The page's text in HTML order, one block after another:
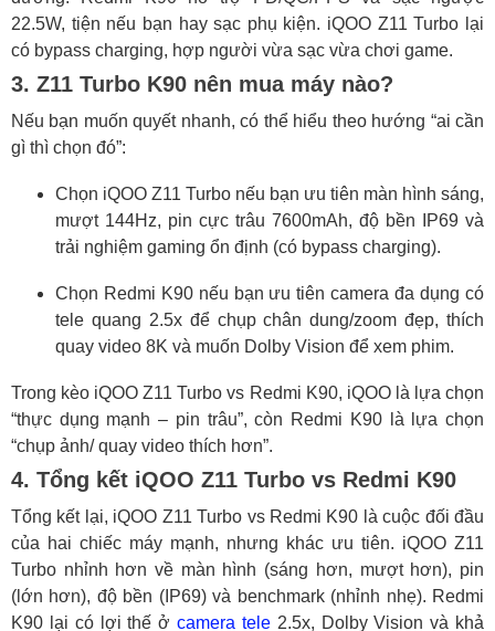
22.5W, tiện nếu bạn hay sạc phụ kiện. iQOO Z11 Turbo lại
có bypass charging, hợp người vừa sạc vừa chơi game.
3. Z11 Turbo K90 nên mua máy nào?
Nếu bạn muốn quyết nhanh, có thể hiểu theo hướng “ai cần
gì thì chọn đó”:
Chọn iQOO Z11 Turbo nếu bạn ưu tiên màn hình sáng,
mượt 144Hz, pin cực trâu 7600mAh, độ bền IP69 và
trải nghiệm gaming ổn định (có bypass charging).
Chọn Redmi K90 nếu bạn ưu tiên camera đa dụng có
tele quang 2.5x để chụp chân dung/zoom đẹp, thích
quay video 8K và muốn Dolby Vision để xem phim.
Trong kèo iQOO Z11 Turbo vs Redmi K90, iQOO là lựa chọn
“thực dụng mạnh – pin trâu”, còn Redmi K90 là lựa chọn
“chụp ảnh/ quay video thích hơn”.
4. Tổng kết iQOO Z11 Turbo vs Redmi K90
Tổng kết lại, iQOO Z11 Turbo vs Redmi K90 là cuộc đối đầu
của hai chiếc máy mạnh, nhưng khác ưu tiên. iQOO Z11
Turbo nhỉnh hơn về màn hình (sáng hơn, mượt hơn), pin
(lớn hơn), độ bền (IP69) và benchmark (nhỉnh nhẹ). Redmi
K90 lại có lợi thế ở camera tele2.5x, Dolby Vision và khả